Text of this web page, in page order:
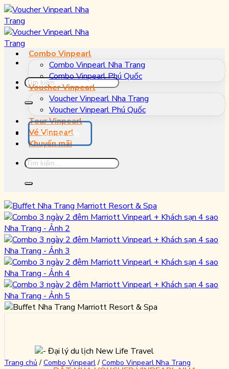
Bỏ
qua
nội
dung
Tìm
kiếm:
Cần tư vấn
Combo Vinpearl
Combo Vinpearl Nha Trang
Combo Vinpearl Phú Quốc
Voucher Vinpearl
Voucher Vinpearl Nha Trang
Voucher Vinpearl Phú Quốc
Tour Vinpearl
Vé Vinpearl
Khuyến mãi
Tìm
Trang chủ / Combo Vinpearl / Combo Vinpearl Nha Trang